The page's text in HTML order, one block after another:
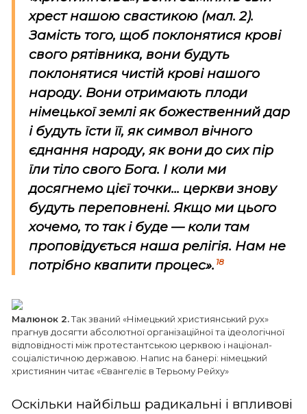
хрест нашою свастикою (мал. 2).
Замість того, щоб поклонятися крові
свого рятівника, вони будуть
поклонятися чистій крові нашого
народу. Вони отримають плоди
німецької землі як божественний дар
і будуть їсти її, як символ вічного
єднання народу, як вони до сих пір
їли тіло свого Бога. І коли ми
досягнемо цієї точки... церкви знову
будуть переповнені. Якщо ми цього
хочемо, то так і буде — коли там
проповідується наша релігія. Нам не
потрібно квапити процес». 18
Малюнок 2.Так званий «Німецький християнський рух»
прагнув досягти абсолютної організаційної та ідеологічної
відповідності між протестантською церквою і націонал-
соціалістичною державою. Напис на банері: німецький
християнин читає «Євангеліє в Терьому Рейху»
Оскільки найбільш радикальні і впливові